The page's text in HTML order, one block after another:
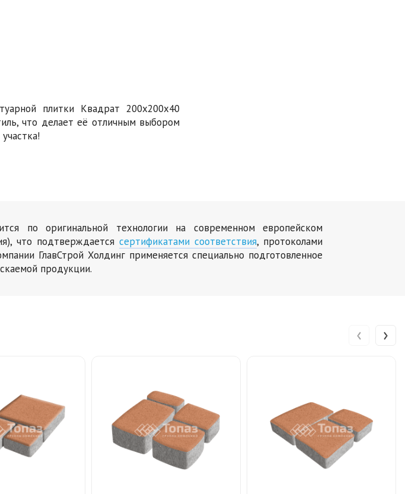
плитки Квадрат 200х200х40
что делает её отличным выбором
по оригинальной технологии на современном европейском
что подтверждаетсясертификатами соответствия, протоколами
ГлавСтрой Холдинг применяется специально подготовленное
продукции.
‹ ›